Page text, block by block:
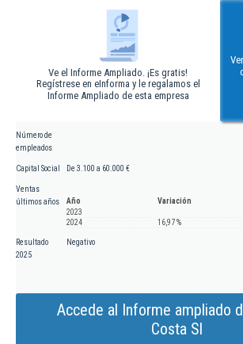
Ve el Informe Ampliado. ¡Es gratis!
Regístrese en eInforma y le regalamos el
Informe Ampliado de esta empresa
Número de
empleados
Capital Social De 3.100 a 60.000 €
Ventas
últimos años
Año
Variación
2023
2024
16,97 %
Resultado
2025
Negativo
Accede al Informe ampliado
Costa Sl